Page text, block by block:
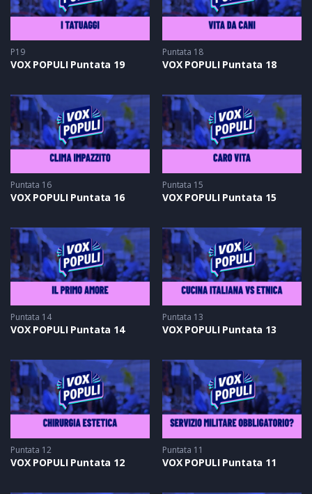
P19
VOX POPULI Puntata 19
Puntata 18
VOX POPULI Puntata 18
Puntata 16
VOX POPULI Puntata 16
Puntata 15
VOX POPULI Puntata 15
Puntata 14
VOX POPULI Puntata 14
Puntata 13
VOX POPULI Puntata 13
Puntata 12
VOX POPULI Puntata 12
Puntata 11
VOX POPULI Puntata 11